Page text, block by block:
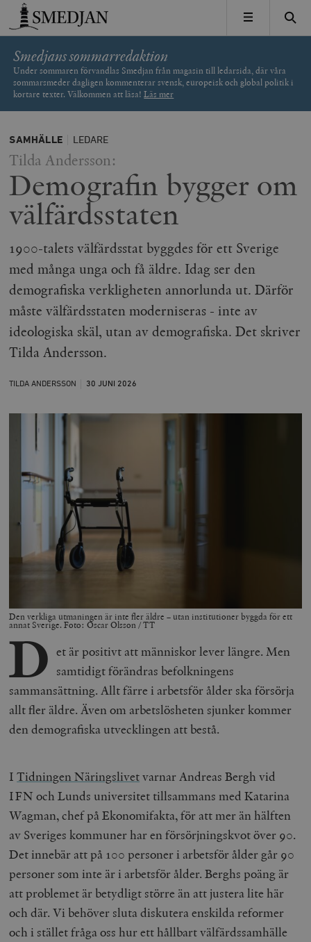
Timbro
MENY
Smedjans sommarredaktion
Under sommaren förvandlas Smedjan från magasin till ledarsida, där våra
sommarsmeder dagligen kommenterar svensk, europeisk och global politik i
kortare texter. Välkommen att läsa!Läs mer
SAMHÄLLE LEDARE
Tilda Andersson:
Demografin bygger om
välfärdsstaten
1900-talets välfärdsstat byggdes för ett Sverige
med många unga och få äldre. Idag ser den
demografiska verkligheten annorlunda ut. Därför
måste välfärdsstaten moderniseras - inte av
ideologiska skäl, utan av demografiska. Det skriver
Tilda Andersson.
TILDA ANDERSSON 30 JUNI 2026
Den verkliga utmaningen är inte fler äldre – utan institutioner byggda för ett
annat Sverige. Foto: Oscar Olsson / TT
D et är positivt att människor lever längre. Men
samtidigt förändras befolkningens
sammansättning. Allt färre i arbetsför ålder ska försörja
allt fler äldre. Även om arbetslösheten sjunker kommer
den demografiska utvecklingen att bestå.
ITidningen Näringslivetvarnar Andreas Bergh vid
IFN och Lunds universitet tillsammans med Katarina
Wagman, chef på Ekonomifakta, för att mer än hälften
av Sveriges kommuner har en försörjningskvot över 90.
Det innebär att på 100 personer i arbetsför ålder går 90
personer som inte är i arbetsför ålder. Berghs poäng är
att problemet är betydligt större än att justera lite här
och där. Vi behöver sluta diskutera enskilda reformer
och i stället fråga oss hur ett hållbart välfärdssamhälle